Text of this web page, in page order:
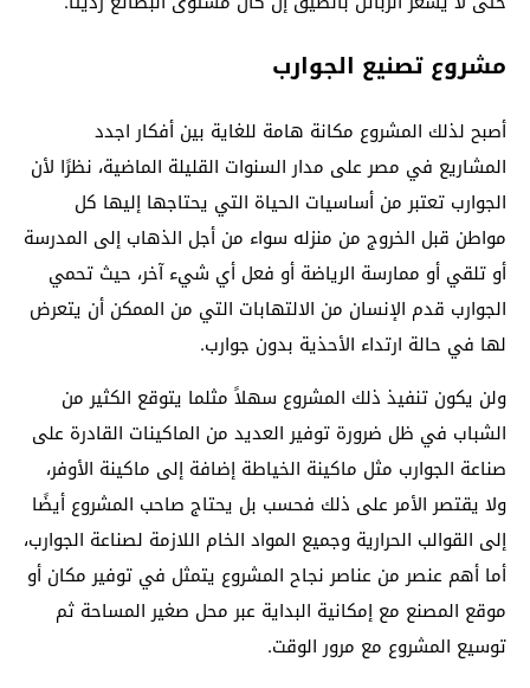
مشروع تصنيع الجوارب
أصبح لذلك المشروع مكانة هامة للغاية بين أفكار اجدد
المشاريع في مصر على مدار السنوات القليلة الماضية، نظرًا لأن
الجوارب تعتبر من أساسيات الحياة التي يحتاجها إليها كل
مواطن قبل الخروج من منزله سواء من أجل الذهاب إلى المدرسة
أو تلقي أو ممارسة الرياضة أو فعل أي شيء آخر، حيث تحمي
الجوارب قدم الإنسان من الالتهابات التي من الممكن أن يتعرض
لها في حالة ارتداء الأحذية بدون جوارب.
ولن يكون تنفيذ ذلك المشروع سهلاً مثلما يتوقع الكثير من
الشباب في ظل ضرورة توفير العديد من الماكينات القادرة على
صناعة الجوارب مثل ماكينة الخياطة إضافة إلى ماكينة الأوفر،
ولا يقتصر الأمر على ذلك فحسب بل يحتاج صاحب المشروع أيضًا
إلى القوالب الحرارية وجميع المواد الخام اللازمة لصناعة الجوارب،
أما أهم عنصر من عناصر نجاح المشروع يتمثل في توفير مكان أو
موقع المصنع مع إمكانية البداية عبر محل صغير المساحة ثم
توسيع المشروع مع مرور الوقت.